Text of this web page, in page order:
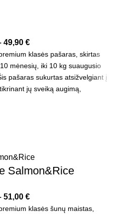
49,90 €
klasės pašaras, skirtas
mėnesių, iki 10 kg suaugusio
pašaras sukurtas atsižvelgiant į
jų sveiką augimą,
Salmon&Rice
51,00 €
klasės šunų maistas,